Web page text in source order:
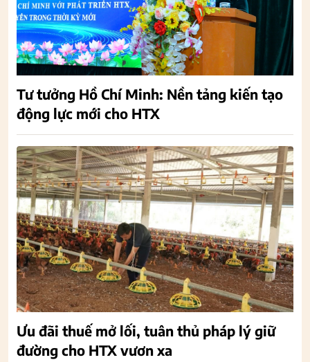
Tư tưởng Hồ Chí Minh: Nền tảng kiến tạo
động lực mới cho HTX
Ưu đãi thuế mở lối, tuân thủ pháp lý giữ
đường cho HTX vươn xa